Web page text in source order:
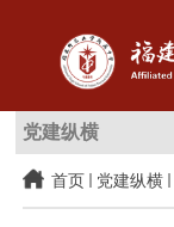
党建纵横
首页 党建纵横